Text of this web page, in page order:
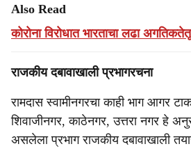
Also Read
कोरोना विरोधात भारताचा लढा
राजकीय दबावाखाली प्रभागरचना
रामदास स्वामीनगरचा काही भाग आगर
शिवाजीनगर, काठेनगर, उत्तरा नगर हे
असलेला प्रभाग राजकीय दबावाखाली